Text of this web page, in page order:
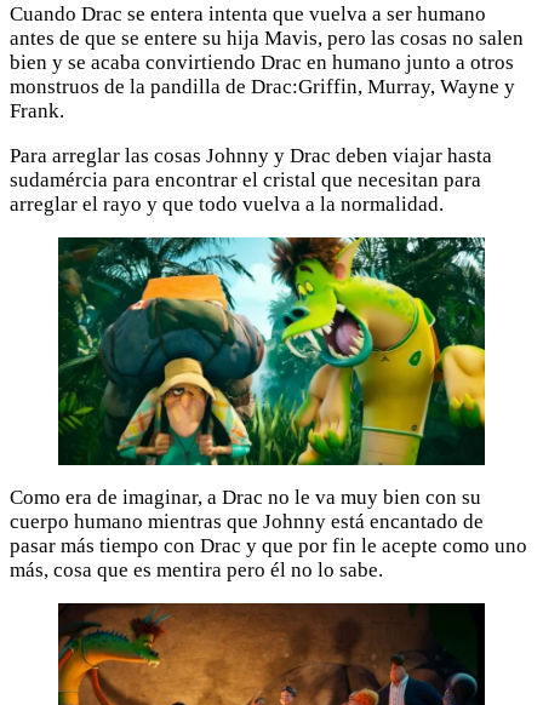
Cuando Drac se entera intenta que vuelva a ser humano
antes de que se entere su hija Mavis, pero las cosas no salen
bien y se acaba convirtiendo Drac en humano junto a otros
monstruos de la pandilla de Drac:Griffin, Murray, Wayne y
Frank.
Para arreglar las cosas Johnny y Drac deben viajar hasta
sudamércia para encontrar el cristal que necesitan para
arreglar el rayo y que todo vuelva a la normalidad.
Como era de imaginar, a Drac no le va muy bien con su
cuerpo humano mientras que Johnny está encantado de
pasar más tiempo con Drac y que por fin le acepte como uno
más, cosa que es mentira pero él no lo sabe.